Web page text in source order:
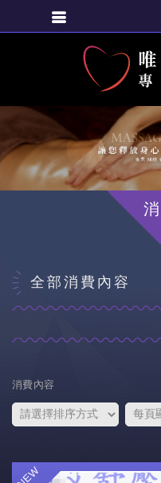
全部消費內容
消費內容